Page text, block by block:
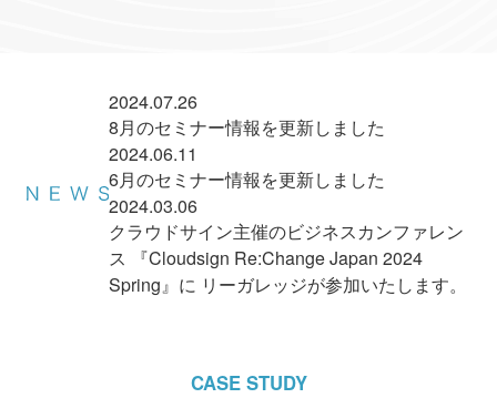
2024.07.26
8月のセミナー情報を更新しました
2024.06.11
6月のセミナー情報を更新しました
2024.03.06
クラウドサイン主催のビジネスカンファレン
ス 『Cloudsign Re:Change Japan 2024
Spring』に リーガレッジが参加いたします。
CASE STUDY